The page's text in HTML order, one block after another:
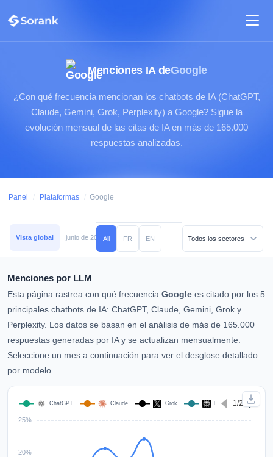
Menciones IA deGoogle
¿Con qué frecuencia mencionan los chatbots de IA (ChatGPT,
Claude, Gemini, Grok, Perplexity) a Google? Sigue la
evolución mensual de las citas de IA en más de 165.000
respuestas analizadas.
Panel / Plataformas / Google
Vista global junio de 2026 mayo de 2026 abril de 2026 marzo de 2026
All FR EN
Menciones por LLM
Esta página rastrea con qué frecuencia Google es citado por los 5
principales chatbots de IA: ChatGPT, Claude, Gemini, Grok y
Perplexity. Los datos se basan en el análisis de más de 165.000
respuestas generadas por IA y se actualizan mensualmente.
Seleccione un mes a continuación para ver el desglose detallado
por modelo.